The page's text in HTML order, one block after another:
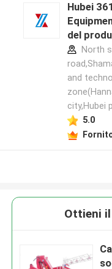
Hubei
del
North
and
city,Hubei
5.0
Ottieni